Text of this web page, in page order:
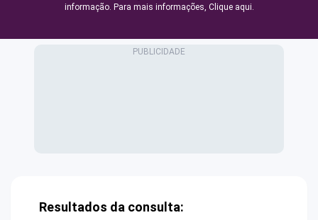
informação. Para mais informações, Clique aqui.
Resultados da consulta: